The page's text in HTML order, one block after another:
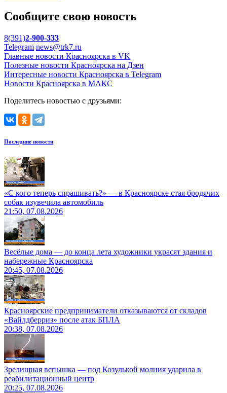
Сообщите свою новость
8(391)2-900-333
Telegram news@trk7.ru
Главные новости Красноярска в VK
Полезные новости Красноярска на Дзен
Интересные новости Красноярска в Telegram
Новости Красноярска в МАКС
Поделитесь новостью с друзьями:
Последние новости
«С кого теперь спрашивать?» — в Красноярске стая бродячих
собак изувечила автомобиль
21:50, 07.08.2026
Весёлые дома — до конца лета художники украсят здания и
набережные Красноярска
20:45, 07.08.2026
Красноярские предприниматели отказываются от складов
«Вайлдберриз» после атак БПЛА
20:38, 07.08.2026
Зрелищная вспышка — под Козулькой молния ударила в
реабилитационный центр
20:25, 07.08.2026